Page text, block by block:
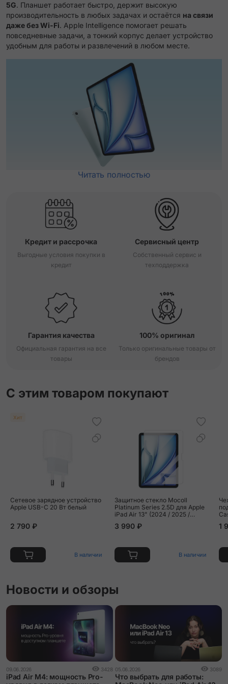
5G. Планшет работает быстро, держит высокую
производительность в любых задачах и остаётся на связи
даже без Wi-Fi. Apple Intelligence помогает решать
повседневные задачи, а тонкий корпус делает устройство
удобным для работы и развлечений в любом месте.
Читать полностью
Кредит и рассрочка
Выгодные условия покупки в
кредит
Сервисный центр
Собственный сервис и
техподдержка
Гарантия качества
Официальная гарантия на все
товары
100% оригинал
Только оригинальные товары от
брендов
С этим товаром покупают
Хит
Сетевое зарядное устройство
Apple USB-C 20 Вт белый
2 790 ₽
В наличии
Защитное стекло Mocoll
Platinum Series 2.5D для Apple
iPad Air 13" (2024 / 2025 /
3 990 ₽
В наличии
1
Новости и обзоры
09.06.2026 3428
iPad Air M4: мощность Pro-
05.06.2026 3089
Что выбрать для работы: